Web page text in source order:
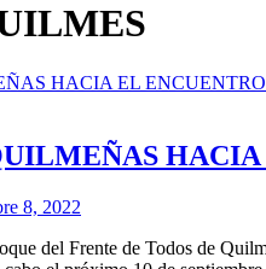
8, 2022
del Frente de Todos de